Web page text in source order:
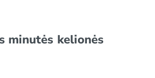
minutės kelionės